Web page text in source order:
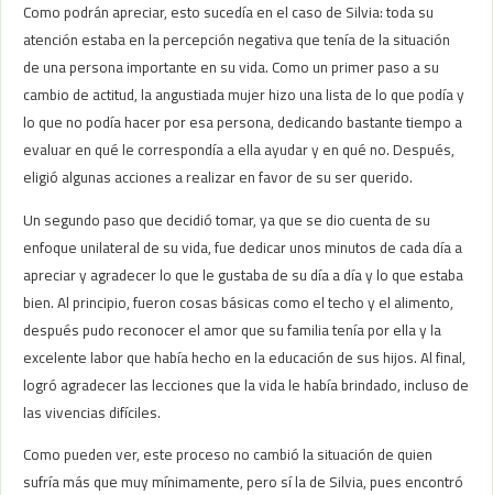
Como podrán apreciar, esto sucedía en el caso de Silvia: toda su
atención estaba en la percepción negativa que tenía de la situación
de una persona importante en su vida. Como un primer paso a su
cambio de actitud, la angustiada mujer hizo una lista de lo que podía y
lo que no podía hacer por esa persona, dedicando bastante tiempo a
evaluar en qué le correspondía a ella ayudar y en qué no. Después,
eligió algunas acciones a realizar en favor de su ser querido.
Un segundo paso que decidió tomar, ya que se dio cuenta de su
enfoque unilateral de su vida, fue dedicar unos minutos de cada día a
apreciar y agradecer lo que le gustaba de su día a día y lo que estaba
bien. Al principio, fueron cosas básicas como el techo y el alimento,
después pudo reconocer el amor que su familia tenía por ella y la
excelente labor que había hecho en la educación de sus hijos. Al final,
logró agradecer las lecciones que la vida le había brindado, incluso de
las vivencias difíciles.
Como pueden ver, este proceso no cambió la situación de quien
sufría más que muy mínimamente, pero sí la de Silvia, pues encontró